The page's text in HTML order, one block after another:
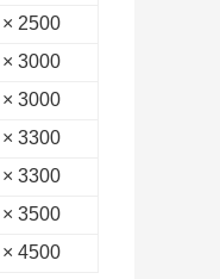
2500 × 5500
3000 × 5000
3000 × 6000
3300 × 4500
3300 × 6500
3500 × 7000
4500 × 9000